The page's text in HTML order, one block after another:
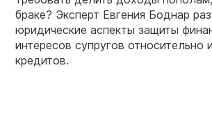
браке? Эксперт Евгения Боднар
юридические аспекты защиты
интересов супругов относительно
кредитов.